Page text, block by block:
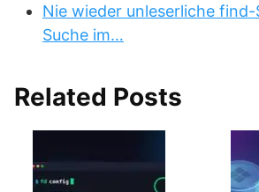
Nie wieder unleserliche
Suche im…
Related Posts